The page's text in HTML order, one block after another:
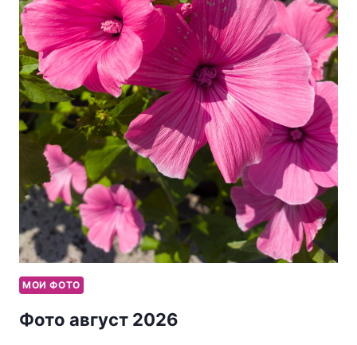
МОИ ФОТО
Фото август 2026